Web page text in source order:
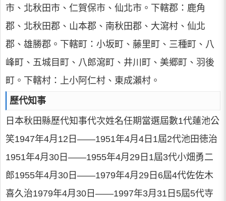
市、北秋田市、仁賀保市、仙北市。下轄郡：鹿角
郡、北秋田郡、山本郡、南秋田郡、大瀉村、仙北
郡、雄勝郡。下轄町：小坂町、藤里町、三種町、八
峰町、五城目町、八郎瀉町、井川町、美郷町、羽後
町。下轄村：上小阿仁村、東成瀨村。
歷代知事
日本秋田縣歷代知事代次姓名任期當選屆數1代蓮池公
笑1947年4月12日——1951年4月4日1屆2代池田徳治
1951年4月30日——1955年4月29日1屆3代小畑勇二
郎1955年4月30日——1979年4月29日6屆4代佐佐木
喜久治1979年4月30日——1997年3月31日5屆5代寺